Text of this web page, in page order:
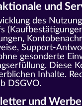
und
des
Support-
gesonderte
Diese
Inhalte.
DSGVO.
und